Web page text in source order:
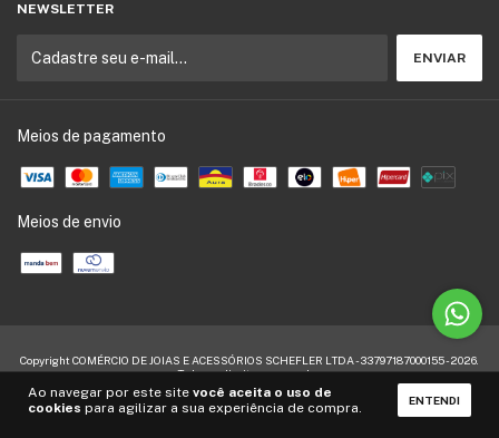
Ao navegar por este site você aceita o uso de
cookies para agilizar a sua experiência de compra. ENTENDI
NEWSLETTER
Meios de pagamento
Meios de envio
Copyright COMÉRCIO DE JOIAS E ACESSÓRIOS SCHEFLER LTDA - 33797187000155 - 2026.
Todos os direitos reservados.